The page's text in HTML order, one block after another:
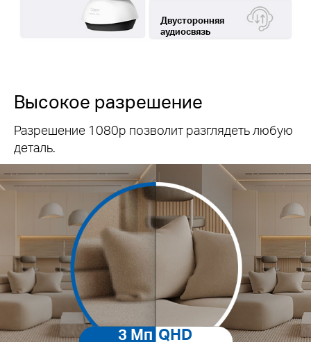
Двусторонняя
аудиосвязь
Высокое разрешение
Разрешение 1080p позволит разглядеть любую
деталь.
3 Мп QHD